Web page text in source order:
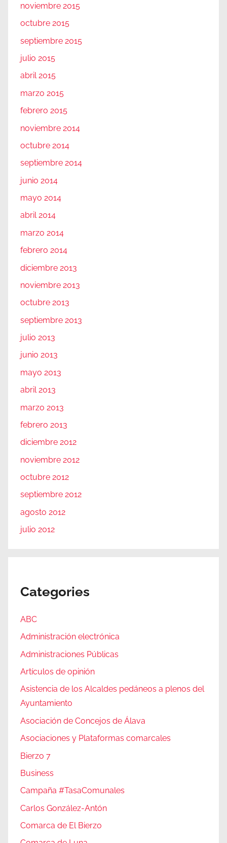
noviembre 2015
octubre 2015
septiembre 2015
julio 2015
abril 2015
marzo 2015
febrero 2015
noviembre 2014
octubre 2014
septiembre 2014
junio 2014
mayo 2014
abril 2014
marzo 2014
febrero 2014
diciembre 2013
noviembre 2013
octubre 2013
septiembre 2013
julio 2013
junio 2013
mayo 2013
abril 2013
marzo 2013
febrero 2013
diciembre 2012
noviembre 2012
octubre 2012
septiembre 2012
agosto 2012
julio 2012
Categories
ABC
Administración electrónica
Administraciones Públicas
Artículos de opinión
Asistencia de los Alcaldes pedáneos a plenos del
Ayuntamiento
Asociación de Concejos de Álava
Asociaciones y Plataformas comarcales
Bierzo 7
Business
Campaña #TasaComunales
Carlos González-Antón
Comarca de El Bierzo